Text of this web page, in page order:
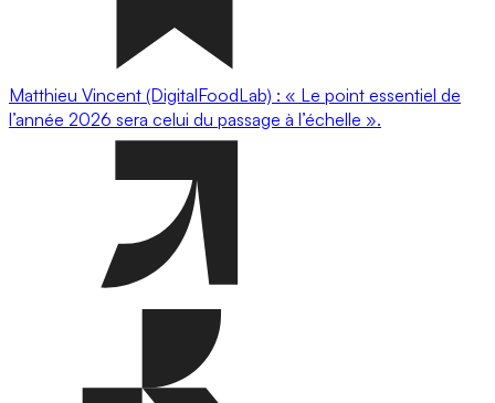
Matthieu Vincent (DigitalFoodLab) : « Le point essentiel de
l’année 2026 sera celui du passage à l’échelle ».